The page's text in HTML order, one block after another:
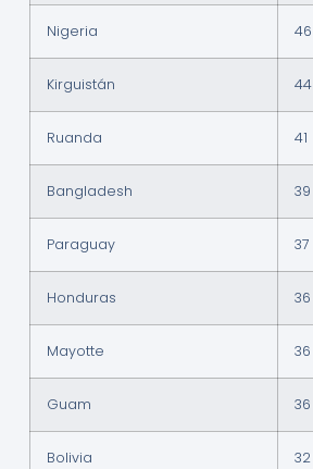
Nigeria 46
Kirguistán 44
Ruanda 41
Bangladesh 39
Paraguay 37
Honduras 36
Mayotte 36
Guam 36
Bolivia 32